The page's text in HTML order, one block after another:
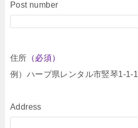
Post number
住所 （必須）
例）ハープ県レンタル市竪琴1-1-1
Address